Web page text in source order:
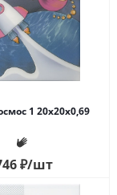
1 20x20x0,69
₽/шт